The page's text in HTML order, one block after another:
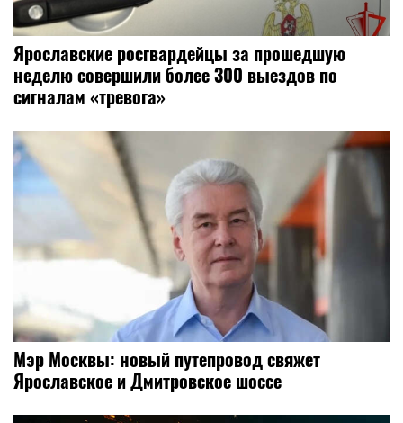
Ярославские росгвардейцы за прошедшую
неделю совершили более 300 выездов по
сигналам «тревога»
Мэр Москвы: новый путепровод свяжет
Ярославское и Дмитровское шоссе